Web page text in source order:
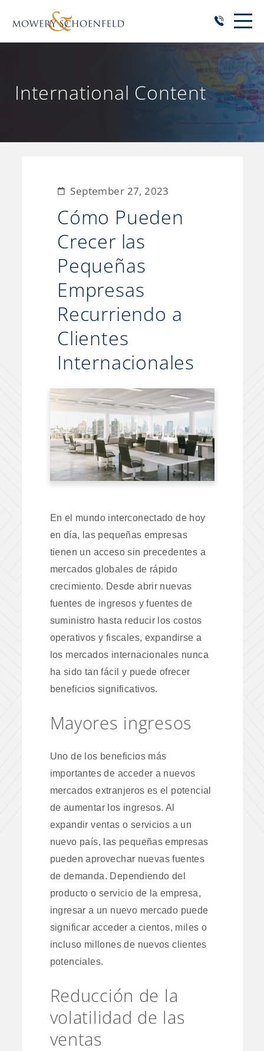
International Content
September 27, 2023
Cómo Pueden
Crecer las
Pequeñas
Empresas
Recurriendo a
Clientes
Internacionales
En el mundo interconectado de hoy
en día, las pequeñas empresas
tienen un acceso sin precedentes a
mercados globales de rápido
crecimiento. Desde abrir nuevas
fuentes de ingresos y fuentes de
suministro hasta reducir los costos
operativos y fiscales, expandirse a
los mercados internacionales nunca
ha sido tan fácil y puede ofrecer
beneficios significativos.
Mayores ingresos
Uno de los beneficios más
importantes de acceder a nuevos
mercados extranjeros es el potencial
de aumentar los ingresos. Al
expandir ventas o servicios a un
nuevo país, las pequeñas empresas
pueden aprovechar nuevas fuentes
de demanda. Dependiendo del
producto o servicio de la empresa,
ingresar a un nuevo mercado puede
significar acceder a cientos, miles o
incluso millones de nuevos clientes
potenciales.
Reducción de la
volatilidad de las
ventas